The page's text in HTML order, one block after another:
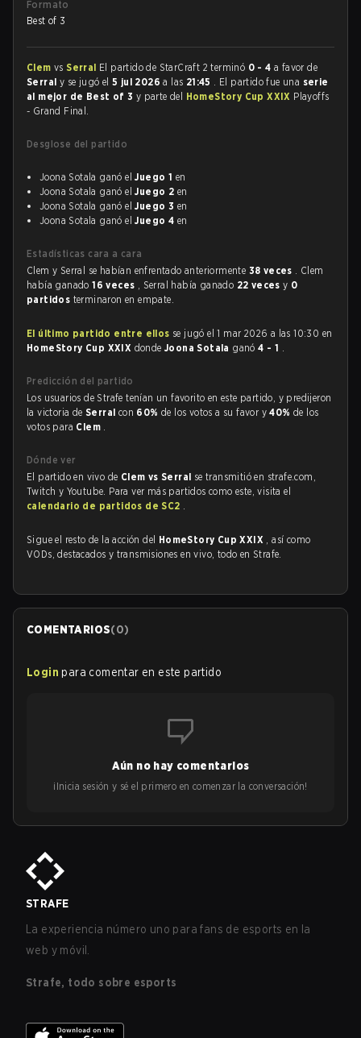
Formato
Best of 3
Clem vs Serral El partido de StarCraft 2 terminó 0 - 4 a favor de
Serral y se jugó el5 jul 2026a las 21:45 . El partido fue una serie
al mejor de Best of 3 y parte del HomeStory Cup XXIX Playoffs
- Grand Final.
Desglose del partido
Joona Sotala ganó elJuego 1 en
Joona Sotala ganó elJuego 2 en
Joona Sotala ganó elJuego 3 en
Joona Sotala ganó elJuego 4 en
Estadísticas cara a cara
Clem y Serral se habían enfrentado anteriormente 38 veces . Clem
había ganado16 veces , Serral había ganado 22 vecesy 0
partidos terminaron en empate.
El último partido entre ellos se jugó el 1 mar 2026 a las 10:30 en
HomeStory Cup XXIX dondeJoona Sotala ganó4 - 1 .
Predicción del partido
Los usuarios de Strafe tenían un favorito en este partido, y predijeron
la victoria deSerral con 60%de los votos a su favor y40%de los
votos para Clem .
Dónde ver
El partido en vivo de Clem vs Serral se transmitió en strafe.com,
Twitch y Youtube. Para ver más partidos como este, visita el
calendario de partidos de SC2 .
Sigue el resto de la acción del HomeStory Cup XXIX , así como
VODs, destacados y transmisiones en vivo, todo en Strafe.
COMENTARIOS(0)
Login para comentar en este partido
Aún no hay comentarios
¡Inicia sesión y sé el primero en comenzar la conversación!
STRAFE
La experiencia número uno para fans de esports en la
web y móvil.
Strafe, todo sobre esports